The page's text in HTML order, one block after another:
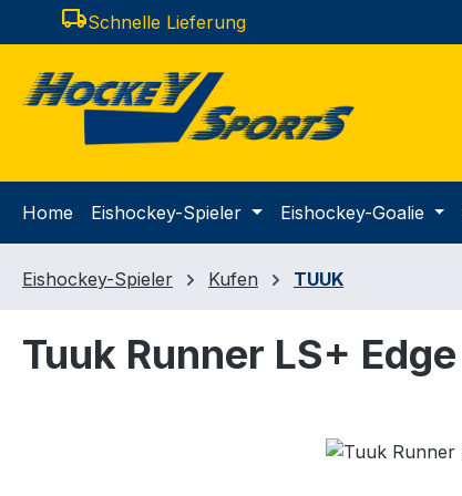
Hauptinhalt springen
Zur Suche springen
Zur Hauptnavigation springen
local_shippingSchnelle Lieferung
Home Eishockey-Spieler Eishockey-Goalie
Eishockey-Spieler Kufen TUUK
Tuuk Runner LS+ Edge